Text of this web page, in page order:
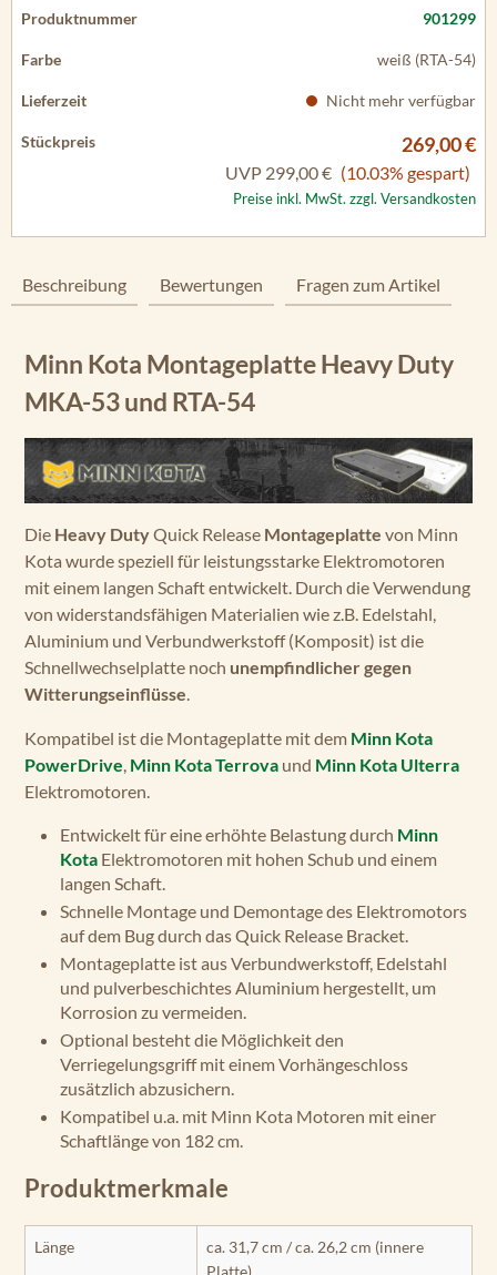
901299
weiß (RTA-54)
Nicht mehr verfügbar
269,00 €
UVP 299,00 € (10.03% gespart)
Preise inkl. MwSt. zzgl. Versandkosten
Beschreibung Bewertungen Fragen zum Artikel
Minn Kota Montageplatte Heavy Duty
MKA-53 und RTA-54
Die Heavy DutyQuick Release Montageplatte von Minn
Kota wurde speziell für leistungsstarke Elektromotoren
mit einem langen Schaft entwickelt. Durch die Verwendung
von widerstandsfähigen Materialien wie z.B. Edelstahl,
Aluminium und Verbundwerkstoff (Komposit) ist die
Schnellwechselplatte noch unempfindlicher gegen
Witterungseinflüsse.
Kompatibel ist die Montageplatte mit dem Minn Kota
PowerDrive, Minn Kota Terrova und Minn Kota Ulterra
Elektromotoren.
Entwickelt für eine erhöhte Belastung durch Minn
Kota Elektromotoren mit hohen Schub und einem
langen Schaft.
Schnelle Montage und Demontage des Elektromotors
auf dem Bug durch das Quick Release Bracket.
Montageplatte ist aus Verbundwerkstoff, Edelstahl
und pulverbeschichtes Aluminium hergestellt, um
Korrosion zu vermeiden.
Optional besteht die Möglichkeit den
Verriegelungsgriff mit einem Vorhängeschloss
zusätzlich abzusichern.
Kompatibel u.a. mit Minn Kota Motoren mit einer
Schaftlänge von 182 cm.
Produktmerkmale
Länge
ca. 31,7 cm / ca. 26,2 cm (innere
Platte)